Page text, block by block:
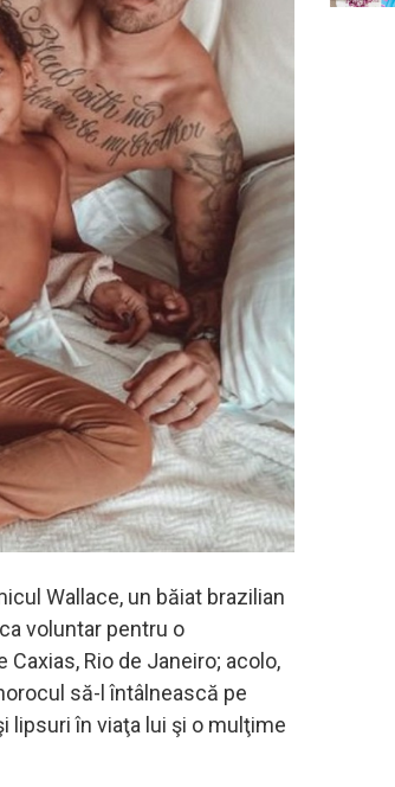
Wallace, un băiat brazilian
voluntar pentru o
Rio de Janeiro; acolo,
să-l întâlnească pe
lipsuri în viaţa lui şi o mulţime